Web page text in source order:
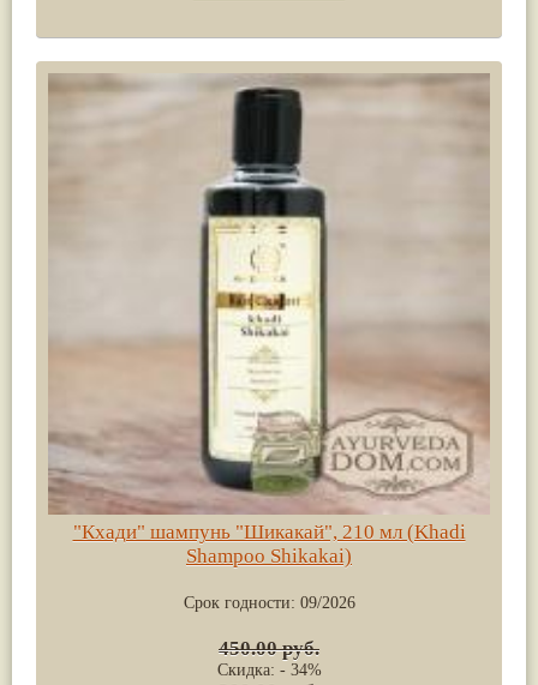
"Кхади" шампунь "Шикакай", 210 мл (Khadi
Shampoo Shikakai)
Срок годности: 09/2026
450.00 руб.
Скидка: - 34%